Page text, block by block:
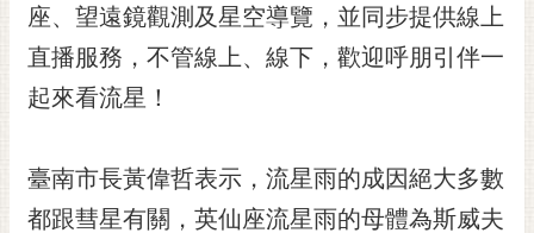
螢
光
花
泉
桐
花
祭
座、望遠鏡觀測及星空導覽，並同步提供線上
直播服務，不管線上、線下，歡迎呼朋引伴一
起來看流星！
臺南市長黃偉哲表示，流星雨的成因絕大多數
都跟彗星有關，英仙座流星雨的母體為斯威夫